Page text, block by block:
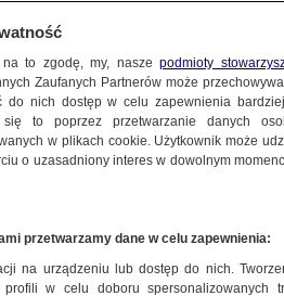
na to zgodę, my, naszepodmioty
Zaufanych Partnerów może
do nich dostęp w celu zapewnienia
się to poprzez przetwarzanie danych
w plikach cookie. Użytkownik może
o uzasadniony interes w dowolnym
przetwarzamy dane w celu zapewnienia:
na urządzeniu lub dostęp do nich.
profili w celu doboru spersonalizowanych